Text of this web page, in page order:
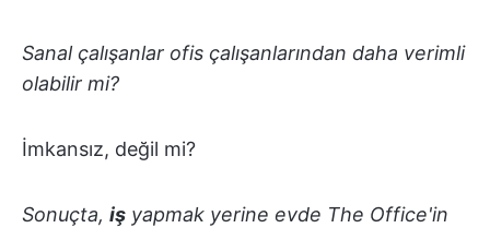
Sanal çalışanlar ofis çalışanlarından daha verimli
olabilir mi?
İmkansız, değil mi?
Sonuçta, iş yapmak yerine evde The Office'in